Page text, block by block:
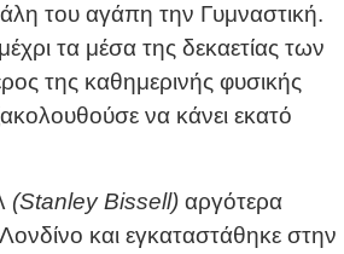
του αγάπη την Γυμναστική.
τα μέσα της δεκαετίας των
της καθημερινής φυσικής
να κάνει εκατό
(Stanley Bissell) αργότερα
και εγκαταστάθηκε στην